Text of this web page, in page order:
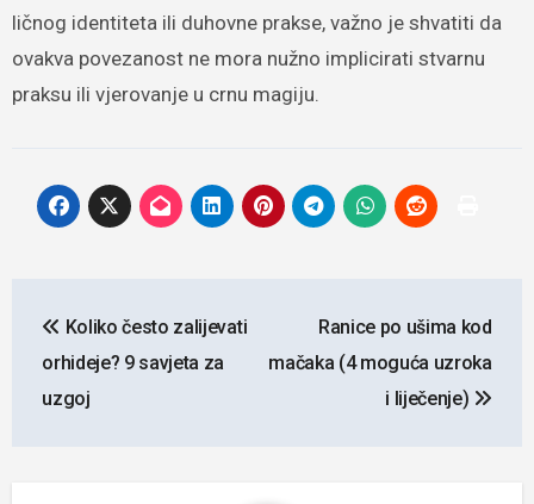
ličnog identiteta ili duhovne prakse, važno je shvatiti da
ovakva povezanost ne mora nužno implicirati stvarnu
praksu ili vjerovanje u crnu magiju.
objava
Koliko često zalijevati
orhideje? 9 savjeta za
uzgoj
Ranice po ušima kod
mačaka (4 moguća uzroka
i liječenje)